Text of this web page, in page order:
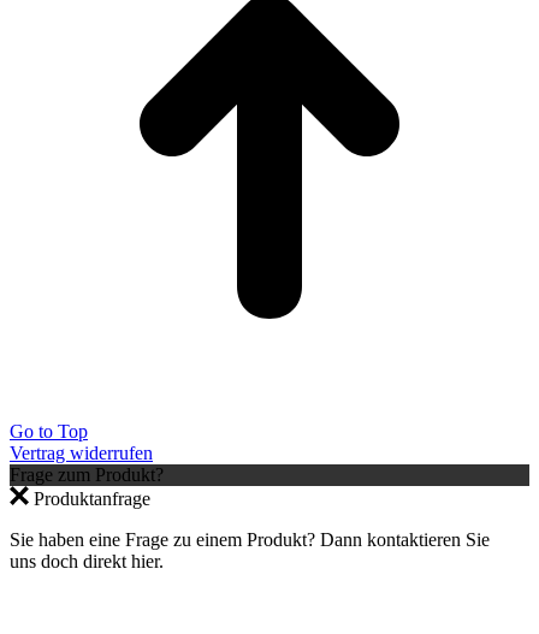
Jetzt anmelden und 10 % auf den ersten
Einkauf sparen – nur gültig im Webshop.
×
Go to Top
Vertrag widerrufen
Frage zum Produkt?
Produktanfrage
Sie haben eine Frage zu einem Produkt? Dann kontaktieren Sie
uns doch direkt hier.